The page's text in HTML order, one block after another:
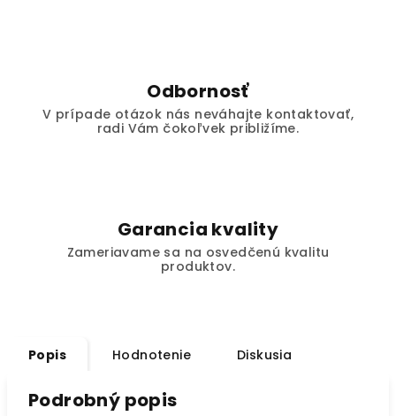
Odbornosť
V prípade otázok nás neváhajte kontaktovať,
radi Vám čokoľvek približíme.
Garancia kvality
Zameriavame sa na osvedčenú kvalitu
produktov.
Popis Hodnotenie Diskusia
Podrobný popis